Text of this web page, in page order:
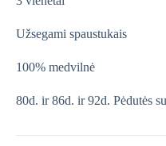
Užsegami spaustukais
100% medvilnė
80d. ir 86d. ir 92d. Pėdutės